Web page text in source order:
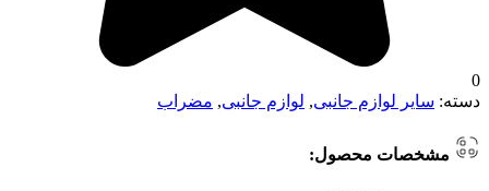
0
دسته: سایر لوازم جانبی, لوازم جانبی, مضراب
مشخصات محصول: